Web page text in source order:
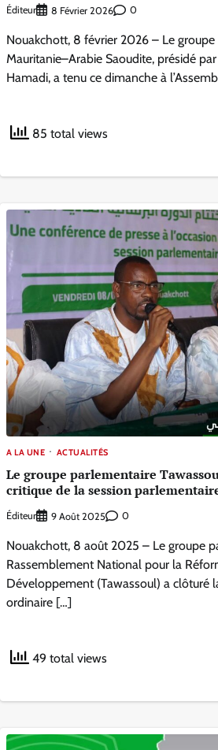
Éditeur 8 Février 2026 0
Nouakchott, 8 février 2026 – Le groupe
Mauritanie–Arabie Saoudite, présidé
Hamadi, a tenu ce dimanche à
85 total views
A LA UNE ACTUALITÉS
Le groupe parlementaire
critique de la session
Éditeur 9 Août 2025 0
Nouakchott, 8 août 2025 – Le groupe
Rassemblement National pour la
Développement (Tawassoul) a clôturé
ordinaire […]
49 total views